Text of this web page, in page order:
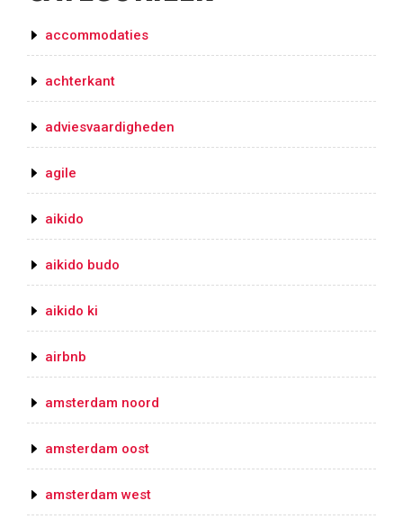
accommodaties
achterkant
adviesvaardigheden
agile
aikido
aikido budo
aikido ki
airbnb
amsterdam noord
amsterdam oost
amsterdam west